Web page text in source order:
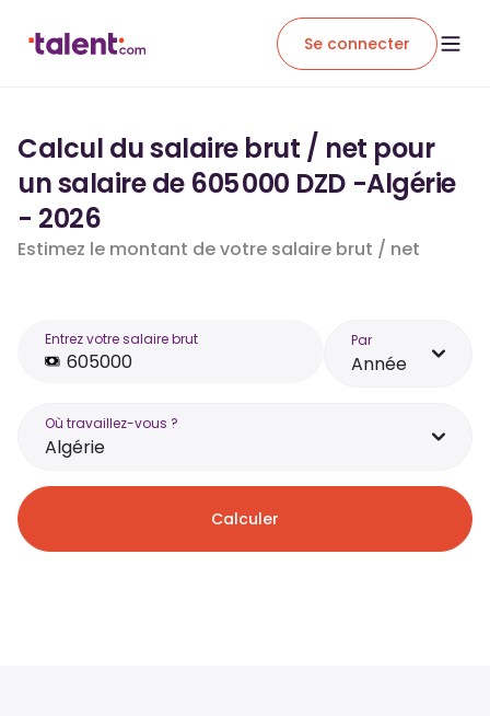
Se connecter
Calcul du salaire brut / net pour
un salaire de 605 000 DZD -Algérie
- 2026
Estimez le montant de votre salaire brut / net
Entrez votre salaire brut Par
Année
Où travaillez-vous ?
Algérie
Calculer